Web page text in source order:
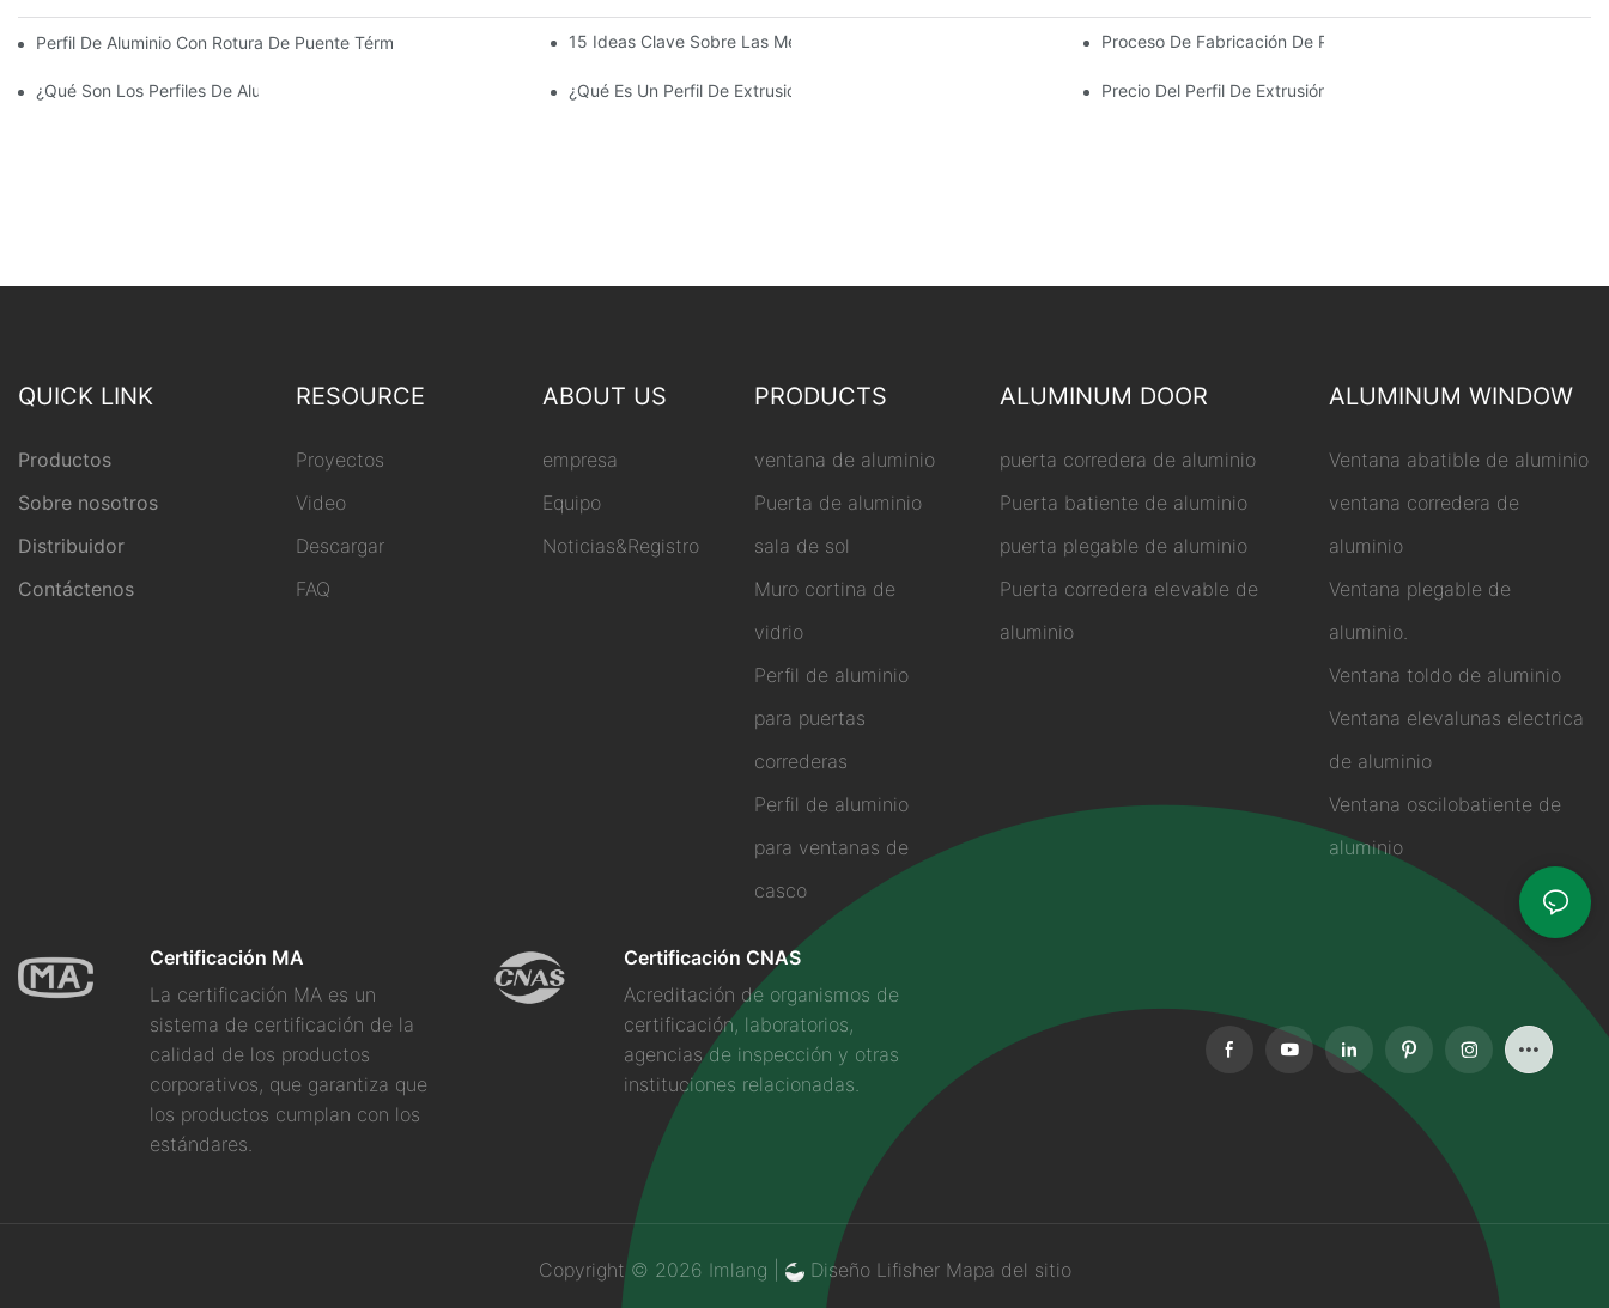
Perfil De Aluminio Con Rotura De Puente Térmico De Montaje Rápido Para Terraza Acristalada15 Ideas Clave Sobre Las Mejores Extrusiones De Aluminio Para Terrazas Acristaladas Para Compradores Internacionales
Proceso De Fabricación De Perfiles De Extrusión De Aluminio
¿Qué Son Los Perfiles De Aluminio? ¿Qué Es Un Perfil De Extrusión De Aluminio? Precio Del Perfil De Extrusión De Aluminio
QUICK LINK
Productos
Sobre nosotros
Distribuidor
Contáctenos
RESOURCE
Proyectos
Video
Descargar
FAQ
ABOUT US
empresa
Equipo
Noticias&Registro
PRODUCTS
ventana de aluminio
Puerta de aluminio
sala de sol
Muro cortina de
vidrio
Perfil de aluminio
para puertas
correderas
Perfil de aluminio
para ventanas de
casco
ALUMINUM DOOR
puerta corredera de aluminio
Puerta batiente de aluminio
puerta plegable de aluminio
Puerta corredera elevable de
aluminio
ALUMINUM WINDOW
Ventana abatible de aluminio
ventana corredera de
aluminio
Ventana plegable de
aluminio.
Ventana toldo de aluminio
Ventana elevalunas electrica
de aluminio
Ventana oscilobatiente de
aluminio
Certificación MA
La certificación MA es un
sistema de certificación de la
calidad de los productos
corporativos, que garantiza que
los productos cumplan con los
estándares.
Certificación CNAS
Acreditación de organismos de
certificación, laboratorios,
agencias de inspección y otras
instituciones relacionadas.
Copyright © 2026 Imlang | Diseño Lifisher Mapa del sitio